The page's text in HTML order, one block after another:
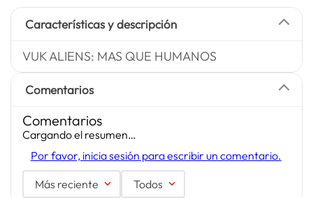
Características y descripción
VUK ALIENS: MAS QUE HUMANOS
Comentarios
Comentarios
Cargando el resumen…
Por favor, inicia sesión para escribir un comentario.
Más reciente Todos